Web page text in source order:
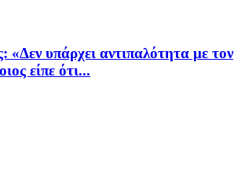
«Δεν υπάρχει αντιπαλότητα με τον
είπε ότι...